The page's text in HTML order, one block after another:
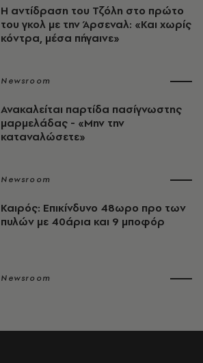
Η αντίδραση του Τζόλη στο πρώτο
του γκολ με την Άρσεναλ: «Και χωρίς
κόντρα, μέσα πήγαινε»
Newsroom
Ανακαλείται παρτίδα πασίγνωστης
μαρμελάδας - «Μην την
καταναλώσετε»
Newsroom
Καιρός: Επικίνδυνο 48ωρο προ των
πυλών με 40άρια και 9 μποφόρ
Newsroom